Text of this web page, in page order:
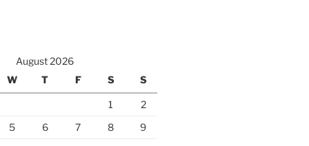
August 2026
W T F S S
1
2
5 6 7 8
9